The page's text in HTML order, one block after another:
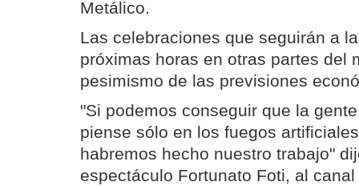
Metálico.
Las celebraciones que seguirán a
próximas horas en otras partes del
pesimismo de las previsiones
"Si podemos conseguir que la
piense sólo en los fuegos
habremos hecho nuestro trabajo"
espectáculo Fortunato Foti, al